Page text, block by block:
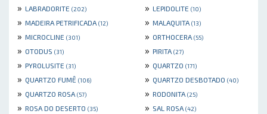
» LABRADORITE (202) » LEPIDOLITE (10)
» MADEIRA PETRIFICADA (12) » MALAQUITA (13)
» MICROCLINE (301) » ORTHOCERA (55)
» OTODUS (31) » PIRITA (27)
» PYROLUSITE (31) » QUARTZO (171)
» QUARTZO FUMÊ (106) » QUARTZO DESBOTADO (40)
» QUARTZO ROSA (57) » RODONITA (25)
» ROSA DO DESERTO (35) » SAL ROSA (42)